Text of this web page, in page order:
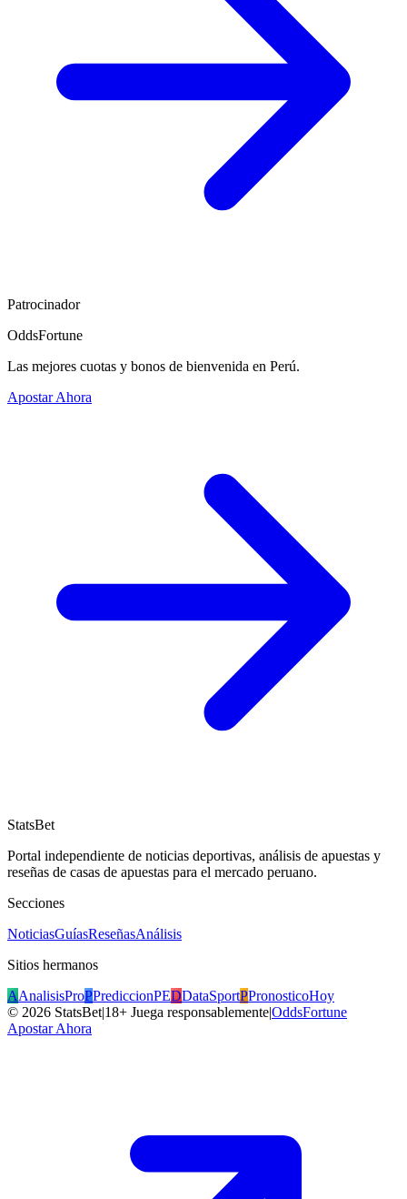
Patrocinador
OddsFortune
Las mejores cuotas y bonos de bienvenida en Perú.
Apostar Ahora
StatsBet
Portal independiente de noticias deportivas, análisis de apuestas y
reseñas de casas de apuestas para el mercado peruano.
Secciones
NoticiasGuíasReseñasAnálisis
Sitios hermanos
AAnalisisProPPrediccionPEDDataSportPPronosticoHoy
© 2026 StatsBet|18+ Juega responsablemente|OddsFortune
Apostar Ahora